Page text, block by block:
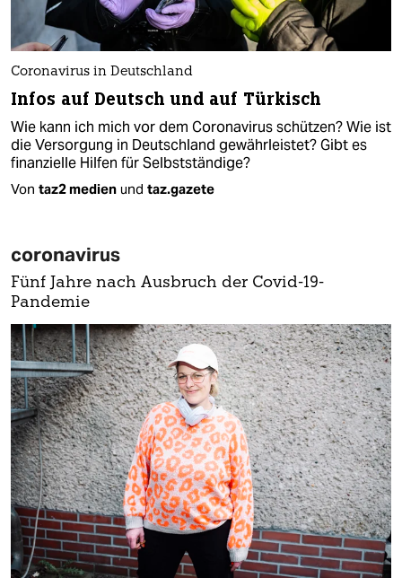
Coronavirus in Deutschland
Infos auf Deutsch und auf Türkisch
Wie kann ich mich vor dem Coronavirus schützen? Wie ist
die Versorgung in Deutschland gewährleistet? Gibt es
finanzielle Hilfen für Selbstständige?
Von taz2 medien und taz.gazete
coronavirus
Fünf Jahre nach Ausbruch der Covid-19-
Pandemie